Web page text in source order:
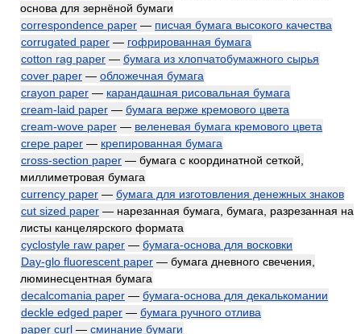
основа для зернёной бумаги
correspondence paper — писчая бумага высокого качества
corrugated paper — гофрированная бумага
cotton rag paper — бумага из хлопчатобумажного сырья
cover paper — обложечная бумага
crayon paper — карандашная рисовальная бумага
cream-laid paper — бумага верже кремового цвета
cream-wove paper — веленевая бумага кремового цвета
crepe paper — крепированная бумага
cross-section paper — бумага с координатной сеткой,
миллиметровая бумага
currency paper — бумага для изготовления денежных знаков
cut sized paper — нарезанная бумага, бумага, разрезанная на
листы канцелярского формата
cyclostyle raw paper — бумага-основа для восковки
Day-glo fluorescent paper — бумага дневного свечения,
люминесцентная бумага
decalcomania paper — бумага-основа для декалькомании
deckle edged paper — бумага ручного отлива
paper curl — сминание бумаги